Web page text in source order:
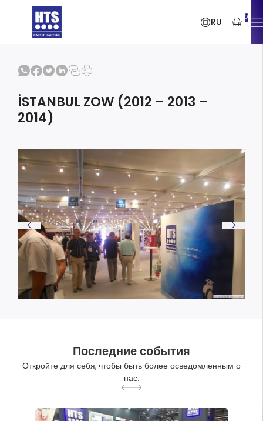
RU 0
İSTANBUL ZOW (2012 – 2013 –
2014)
Последние события
Откройте для себя, чтобы быть более осведомленным о
нас.